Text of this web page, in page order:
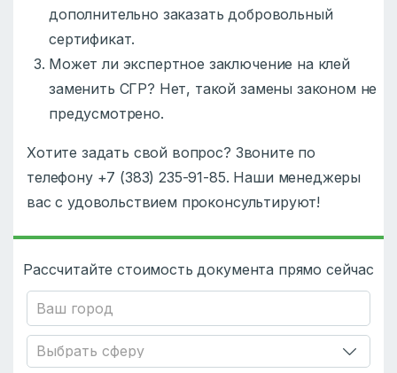
дополнительно заказать добровольный
сертификат.
Может ли экспертное заключение на клей
заменить СГР? Нет, такой замены законом не
предусмотрено.
Хотите задать свой вопрос? Звоните по
телефону +7 (383) 235-91-85. Наши менеджеры
вас с удовольствием проконсультируют!
Рассчитайте стоимость документа прямо сейчас